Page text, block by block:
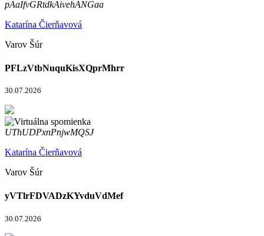
pAaIfvGRtdkAivehANGaa
Katarína Čierňavová
Varov Šúr
PFLzVtbNuquKisXQprMhrr
30.07.2026
UThUDPxnPnjwMQSJ
Katarína Čierňavová
Varov Šúr
yVTlrFDVADzKYvduVdMef
30.07.2026